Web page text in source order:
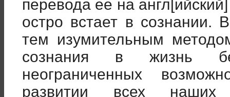
перевода ее на
остро встает в сознании.
тем изумительным
сознания в жизнь
неограниченных
развитии всех